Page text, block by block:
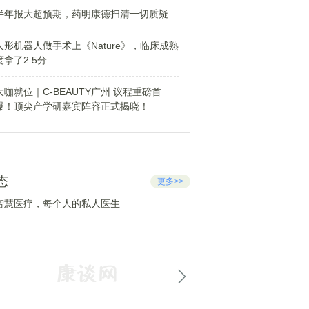
年报大超预期，药明康德扫清一切质疑
形机器人做手术上《Nature》，临床成熟
拿了2.5分
咖就位｜C-BEAUTY广州 议程重磅首
！顶尖产学研嘉宾阵容正式揭晓！
更多>>